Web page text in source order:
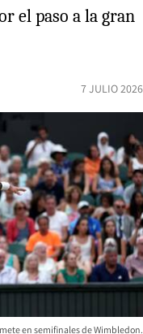
el paso a la gran
7 JULIO 2026
en semifinales de Wimbledon.